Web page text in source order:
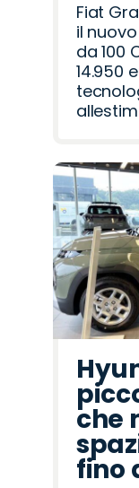
Fiat
il
da 100
14.950
che
fino